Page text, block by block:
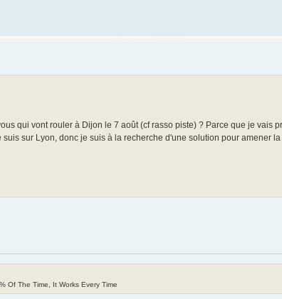
qui vont rouler à Dijon le 7 août (cf rasso piste) ? Parce que je vais
sur Lyon, donc je suis à la recherche d'une solution pour amener
Of The Time, It Works Every Time